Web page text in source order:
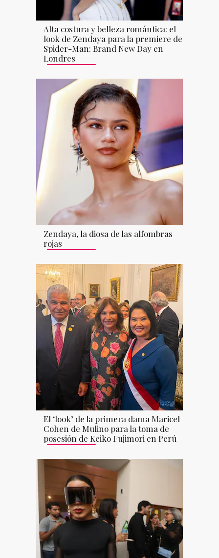
Alta costura y belleza romántica: el
look de Zendaya para la premiere de
Spider-Man: Brand New Day en
Londres
Zendaya, la diosa de las alfombras
rojas
El ‘look’ de la primera dama Maricel
Cohen de Mulino para la toma de
posesión de Keiko Fujimori en Perú